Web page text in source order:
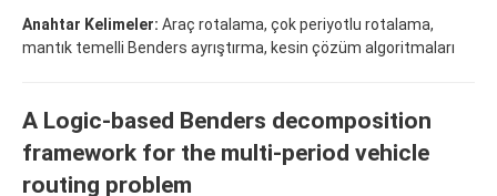
Anahtar Kelimeler: Araç rotalama, çok periyotlu rotalama,
mantık temelli Benders ayrıştırma, kesin çözüm algoritmaları
A Logic-based Benders decomposition
framework for the multi-period vehicle
routing problem